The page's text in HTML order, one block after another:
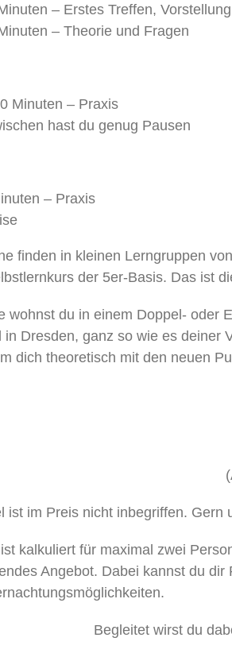
– Erstes Treffen,
– Theorie und Fragen
Minuten – Praxis
hast du genug Pausen
– Praxis
finden in kleinen Lerngruppen
der 5er-Basis. Das ist
wohnst du in einem Doppel- oder
in Dresden, ganz so wie es deiner
dich theoretisch mit den neuen
ist im Preis nicht inbegriffen.
kalkuliert für maximal zwei
Angebot. Dabei kannst du
Begleitet wirst du